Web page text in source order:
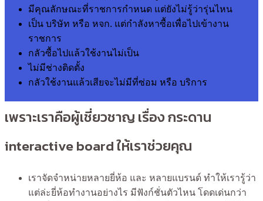
มีคุณลักษณะที่ราชการกำหนด แต่ยังไม่รู้ว่ารุ่นไหน
เป็น บริษัท หรือ หจก. แต่กำลังหาซื้อเพื่อไปเข้างาน
ราชการ
กลัวซื้อไปแล้วใช้งานไม่เป็น
ไม่มีช่างติดตั้ง
กลัวใช้งานแล้วเสียจะไม่มีที่ซ่อม หรือ บริการ
เพราะเราคือผู้เชี่ยวชาญ เรื่อง กระดาน
interactive board ให้เราช่วยคุณ
เราจัดจำหน่ายหลายยี่ห้อ และ หลายแบรนด์ ทำให้เรารู้ว่า
แต่ล่ะยี่ห้อทำงานอย่างไร มีฟังก์ชั่นตัวไหน โดดเด่นกว่า